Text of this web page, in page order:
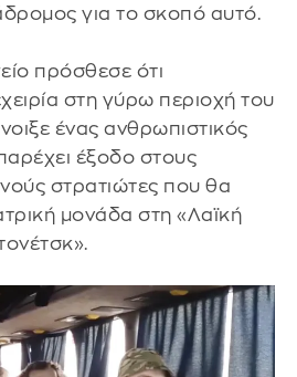
για το σκοπό αυτό.
πρόσθεσε ότι
στη γύρω περιοχή του
ένας ανθρωπιστικός
έξοδο στους
στρατιώτες που θα
μονάδα στη «Λαϊκή